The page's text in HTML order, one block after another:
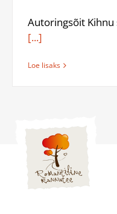
Autoringsõit Kihnu
[...]
Loe lisaks